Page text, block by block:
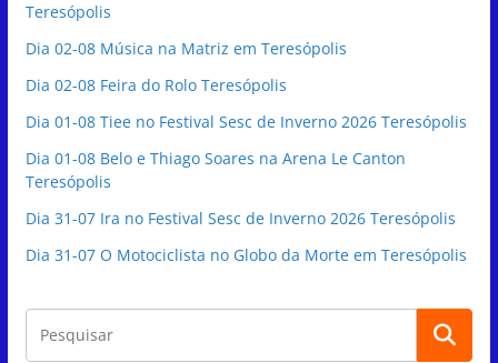
Teresópolis
Dia 02-08 Música na Matriz em Teresópolis
Dia 02-08 Feira do Rolo Teresópolis
Dia 01-08 Tiee no Festival Sesc de Inverno 2026 Teresópolis
Dia 01-08 Belo e Thiago Soares na Arena Le Canton
Teresópolis
Dia 31-07 Ira no Festival Sesc de Inverno 2026 Teresópolis
Dia 31-07 O Motociclista no Globo da Morte em Teresópolis